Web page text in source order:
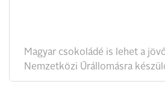
Magyar csokoládé is lehet a
Nemzetközi Űrállomásra